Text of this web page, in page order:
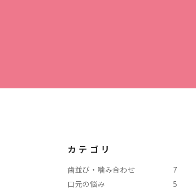
カテゴリ
歯並び・噛み合わせ
7
口元の悩み
5